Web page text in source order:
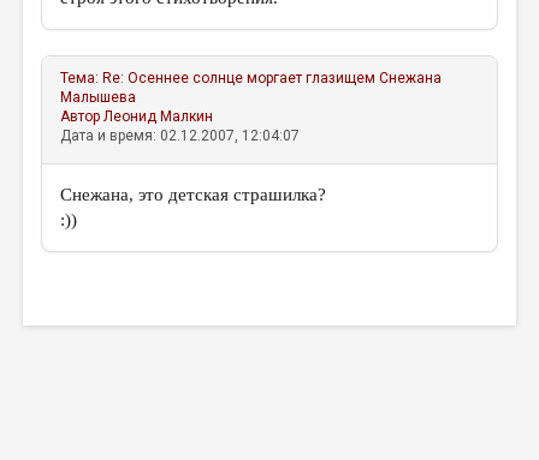
Тема: Re: Осеннее солнце моргает глазищем Снежана
Малышева
АвторЛеонид Малкин
Дата и время: 02.12.2007, 12:04:07
Снежана, это детская страшилка?
:))